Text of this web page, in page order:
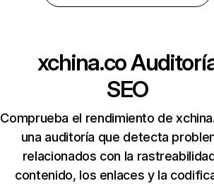
xchina.co
SEO
Comprueba el rendimiento de
una auditoría que detecta
relacionados con la
contenido, los enlaces y la